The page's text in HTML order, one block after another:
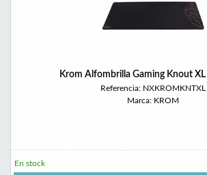
Krom Alfombrilla Gaming Knout XL
Referencia: NXKROMKNTXL
Marca: KROM
En stock